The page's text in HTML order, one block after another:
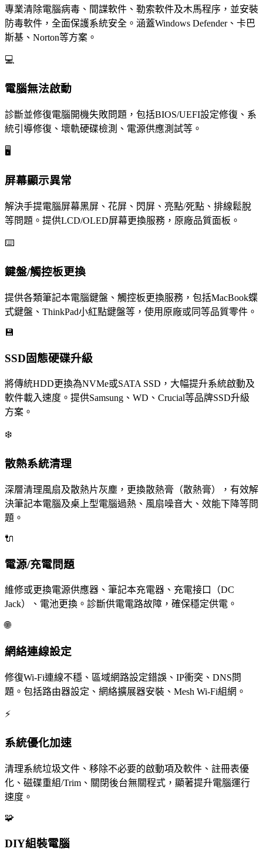
專業清除電腦病毒、間諜軟件、勒索軟件及木馬程序，並安裝
防毒軟件，全面保護系統安全。涵蓋Windows Defender、卡巴
斯基、Norton等方案。
💻
電腦無法啟動
診斷並修復電腦開機失敗問題，包括BIOS/UEFI設定修復、系
統引導修復、壞軌硬碟檢測、電源供應測試等。
🖥️
屏幕顯示異常
解決手提電腦屏幕黑屏、花屏、閃屏、亮點/死點、排線鬆脫
等問題。提供LCD/OLED屏幕更換服務，原廠品質面板。
⌨️
鍵盤/觸控板更換
提供各類筆記本電腦鍵盤、觸控板更換服務，包括MacBook蝶
式鍵盤、ThinkPad小紅點鍵盤等，使用原廠或同等品質零件。
💾
SSD固態硬碟升級
將傳統HDD更換為NVMe或SATA SSD，大幅提升系統啟動及
軟件載入速度。提供Samsung、WD、Crucial等品牌SSD升級
方案。
❄️
散熱系統清理
深層清理風扇及散熱片灰塵，更換散熱膏（散熱膏），有效解
決筆記本電腦及桌上型電腦過熱、風扇噪音大、效能下降等問
題。
🔌
電源/充電問題
維修或更換電源供應器、筆記本充電器、充電接口（DC
Jack）、電池更換。診斷供電電路故障，確保穩定供電。
🌐
網絡連線設定
修復Wi-Fi連線不穩、區域網路設定錯誤、IP衝突、DNS問
題。包括路由器設定、網絡擴展器安裝、Mesh Wi-Fi組網。
⚡
系統優化加速
清理系統垃圾文件、移除不必要的啟動項及軟件、註冊表優
化、磁碟重組/Trim、關閉後台無關程式，顯著提升電腦運行
速度。
🧩
DIY組裝電腦